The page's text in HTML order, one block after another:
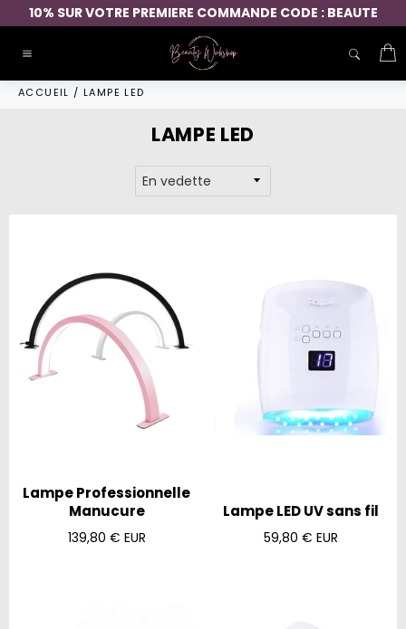
Passer
au
10% SUR VOTRE PREMIERE COMMANDE CODE : BEAUTE
ACCUEIL / LAMPE LED
LAMPE LED
Lampe Professionnelle
Manucure
Prix
139,80 € EUR
Lampe LED UV sans fil
Prix
59,80 € EUR